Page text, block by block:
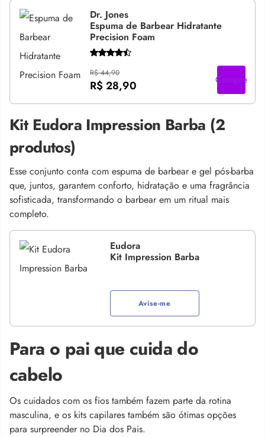
Dr. Jones
Espuma de Barbear Hidratante
Precision Foam
R$ 44,90
R$ 28,90 Compre
Kit Eudora Impression Barba (2
produtos)
Esse conjunto conta com espuma de barbear e gel pós-barba
que, juntos, garantem conforto, hidratação e uma fragrância
sofisticada, transformando o barbear em um ritual mais
completo.
Eudora
Kit Impression Barba
Avise-me
Para o pai que cuida do
cabelo
Os cuidados com os fios também fazem parte da rotina
masculina, e os kits capilares também são ótimas opções
para surpreender no Dia dos Pais.